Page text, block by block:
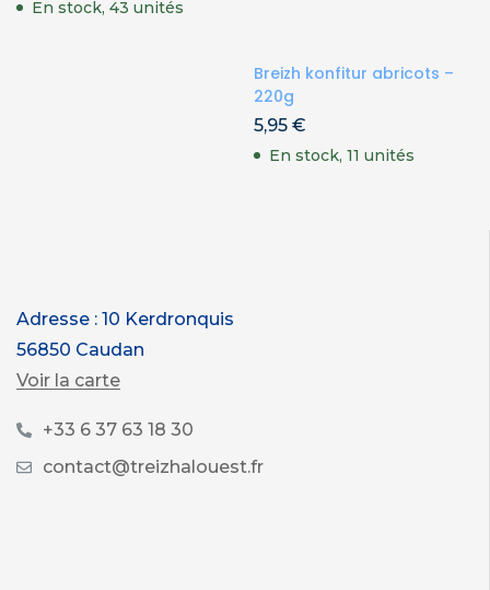
En stock, 43 unités
Breizh konfitur abricots –
220g
5,95 €
En stock, 11 unités
Adresse : 10 Kerdronquis
56850 Caudan
Voir la carte
+33 6 37 63 18 30
contact@treizhalouest.fr